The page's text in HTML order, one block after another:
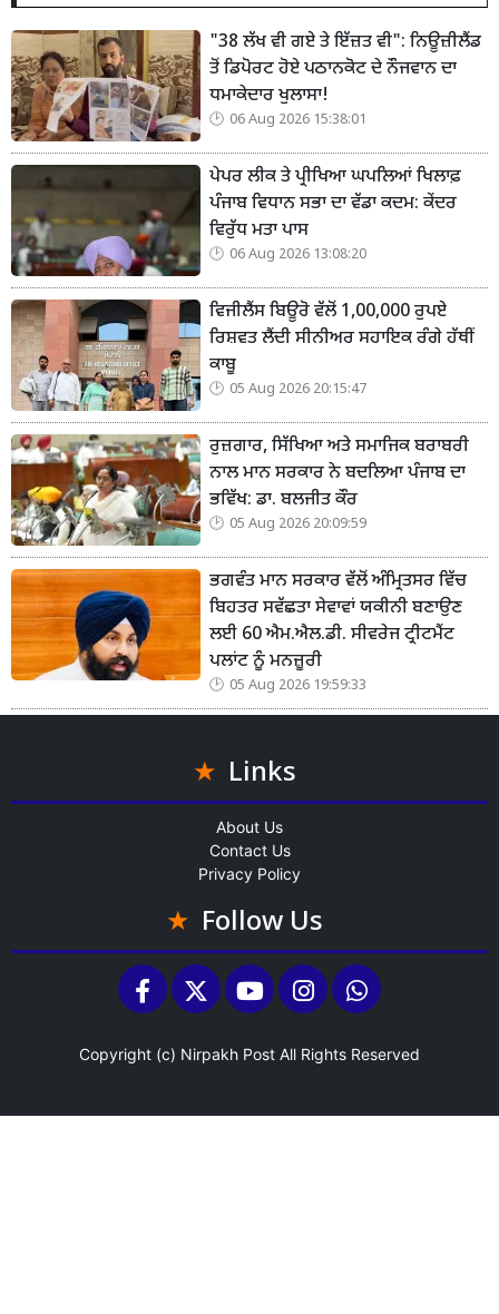
"38 ਲੱਖ ਵੀ ਗਏ ਤੇ ਇੱਜ਼ਤ ਵੀ": ਨਿਊਜ਼ੀਲੈਂਡ
ਤੋਂ ਡਿਪੋਰਟ ਹੋਏ ਪਠਾਨਕੋਟ ਦੇ ਨੌਜਵਾਨ ਦਾ
ਧਮਾਕੇਦਾਰ ਖੁਲਾਸਾ!
06 Aug 2026 15:38:01
ਪੇਪਰ ਲੀਕ ਤੇ ਪ੍ਰੀਖਿਆ ਘਪਲਿਆਂ ਖਿਲਾਫ਼
ਪੰਜਾਬ ਵਿਧਾਨ ਸਭਾ ਦਾ ਵੱਡਾ ਕਦਮ: ਕੇਂਦਰ
ਵਿਰੁੱਧ ਮਤਾ ਪਾਸ
06 Aug 2026 13:08:20
ਵਿਜੀਲੈਂਸ ਬਿਊਰੋ ਵੱਲੋਂ 1,00,000 ਰੁਪਏ
ਰਿਸ਼ਵਤ ਲੈਂਦੀ ਸੀਨੀਅਰ ਸਹਾਇਕ ਰੰਗੇ ਹੱਥੀਂ
ਕਾਬੂ
05 Aug 2026 20:15:47
ਰੁਜ਼ਗਾਰ, ਸਿੱਖਿਆ ਅਤੇ ਸਮਾਜਿਕ ਬਰਾਬਰੀ
ਨਾਲ ਮਾਨ ਸਰਕਾਰ ਨੇ ਬਦਲਿਆ ਪੰਜਾਬ ਦਾ
ਭਵਿੱਖ: ਡਾ. ਬਲਜੀਤ ਕੌਰ
05 Aug 2026 20:09:59
ਭਗਵੰਤ ਮਾਨ ਸਰਕਾਰ ਵੱਲੋਂ ਅੰਮ੍ਰਿਤਸਰ ਵਿੱਚ
ਬਿਹਤਰ ਸਵੱਛਤਾ ਸੇਵਾਵਾਂ ਯਕੀਨੀ ਬਣਾਉਣ
ਲਈ 60 ਐਮ.ਐਲ.ਡੀ. ਸੀਵਰੇਜ ਟ੍ਰੀਟਮੈਂਟ
ਪਲਾਂਟ ਨੂੰ ਮਨਜ਼ੂਰੀ
05 Aug 2026 19:59:33
Links
About Us
Contact Us
Privacy Policy
Follow Us
Copyright (c) Nirpakh Post All Rights Reserved